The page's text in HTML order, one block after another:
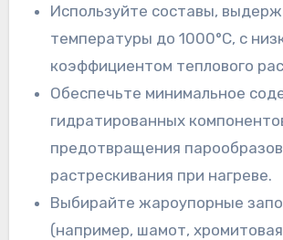
Используйте составы,
температуры до 1000°C, с
коэффициентом теплового
Обеспечьте минимальное
гидратированных
предотвращения
растрескивания при нагреве.
Выбирайте жароупорные
(например, шамот,